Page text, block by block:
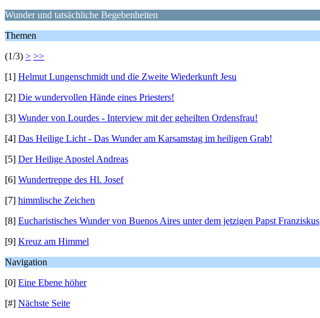
Wunder und tatsächliche Begebenheiten
Themen
(1/3) > >>
[1] Helmut Lungenschmidt und die Zweite Wiederkunft Jesu
[2] Die wundervollen Hände eines Priesters!
[3] Wunder von Lourdes - Interview mit der geheilten Ordensfrau!
[4] Das Heilige Licht - Das Wunder am Karsamstag im heiligen Grab!
[5] Der Heilige Apostel Andreas
[6] Wundertreppe des Hl. Josef
[7] himmlische Zeichen
[8] Eucharistisches Wunder von Buenos Aires unter dem jetzigen Papst Franziskus
[9] Kreuz am Himmel
Navigation
[0] Eine Ebene höher
[#] Nächste Seite